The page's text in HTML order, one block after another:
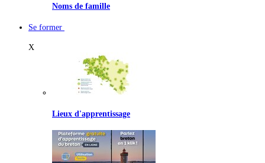
Noms de famille
Se former
X
Lieux d'apprentissage